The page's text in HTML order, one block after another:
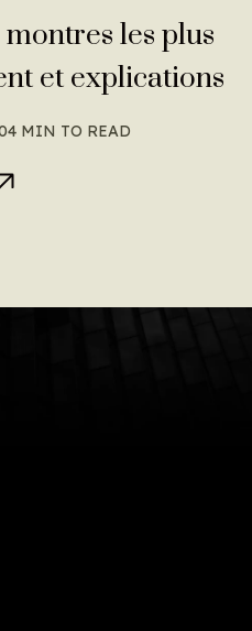
les plus
et explications
MIN TO READ